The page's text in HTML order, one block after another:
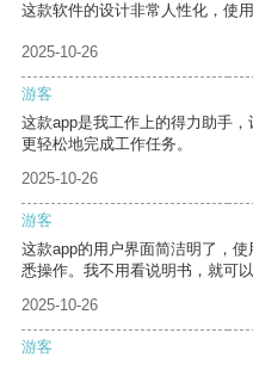
这款软件的设计非常人性化，使
2025-10-26
游客
这款app是我工作上的得力助手
更轻松地完成工作任务。
2025-10-26
游客
这款app的用户界面简洁明了，
悉操作。我不用看说明书，就可
2025-10-26
游客